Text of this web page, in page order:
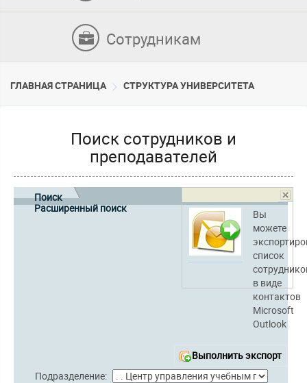
Сотрудникам
ГЛАВНАЯ СТРАНИЦА CТРУКТУРА УНИВЕРСИТЕТА
Поиск сотрудников и
преподавателей
Вы
можете
список
в виде
контактов
Microsoft
Outlook
Выполнить экспорт
Поиск
Расширенный поиск
Подразделение: